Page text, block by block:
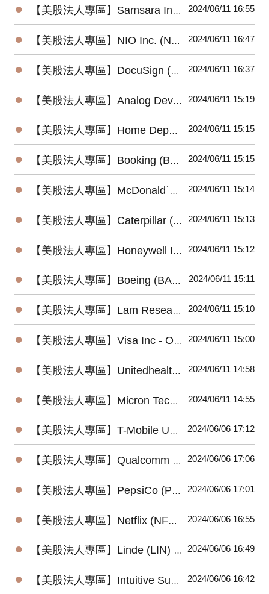
● 【美股法人專區】Samsara Inc. (IOT) 2024最新法說會重點摘要(6/6發布) 2024/06/11 16:55
● 【美股法人專區】NIO Inc. (NIO) 2024最新法說會重點摘要(6/6發布) 2024/06/11 16:47
● 【美股法人專區】DocuSign (DOCU) 2024最新法說會重點摘要(6/6發布) 2024/06/11 16:37
● 【美股法人專區】Analog Devices (ADI) 2024最新法說會重點摘要(5/22發布) 2024/06/11 15:19
● 【美股法人專區】Home Depot (HD) 2024最新法說會重點摘要(5/14發布) 2024/06/11 15:15
● 【美股法人專區】Booking (BKNG) 2024最新法說會重點摘要(5/2發布) 2024/06/11 15:15
● 【美股法人專區】McDonald`s (MCD) 2024最新法說會重點摘要(4/30發布) 2024/06/11 15:14
● 【美股法人專區】Caterpillar (CAT) 2024最新法說會重點摘要(4/25發布) 2024/06/11 15:13
● 【美股法人專區】Honeywell International (HON) 2024最新法說會重點摘要(4/25發布) 2024/06/11 15:12
● 【美股法人專區】Boeing (BA) 2024最新法說會重點摘要(4/24發布) 2024/06/11 15:11
● 【美股法人專區】Lam Research (LRCX) 2024最新法說會重點摘要(4/24發布) 2024/06/11 15:10
● 【美股法人專區】Visa Inc - Ordinary Shares (V) 2024最新法說會重點摘要(4/23發布) 2024/06/11 15:00
● 【美股法人專區】Unitedhealth (UNH) 2024最新法說會重點摘要(4/16發布) 2024/06/11 14:58
● 【美股法人專區】Micron Technology (MU) 2024最新法說會重點摘要(3/20發布) 2024/06/11 14:55
● 【美股法人專區】T-Mobile US (TMUS) 2024最新法說會重點摘要(4/25發布) 2024/06/06 17:12
● 【美股法人專區】Qualcomm (QCOM) 2024最新法說會重點摘要(5/1發布) 2024/06/06 17:06
● 【美股法人專區】PepsiCo (PEP) 2024最新法說會重點摘要(4/23發布) 2024/06/06 17:01
● 【美股法人專區】Netflix (NFLX) 2024最新法說會重點摘要(4/18發布) 2024/06/06 16:55
● 【美股法人專區】Linde (LIN) 2024最新法說會重點摘要(5/2發布) 2024/06/06 16:49
● 【美股法人專區】Intuitive Surgical (ISRG) 2024最新法說會重點摘要(4/18發布) 2024/06/06 16:42